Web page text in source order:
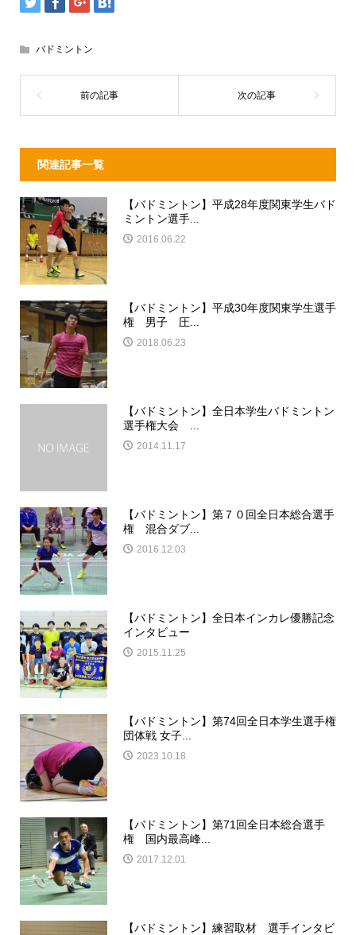
バドミントン
関連記事一覧
【バドミントン】平成28年度関東学生バド
ミントン選手...
2016.06.22
【バドミントン】平成30年度関東学生選手
権 男子 圧...
2018.06.23
【バドミントン】全日本学生バドミントン
選手権大会 ...
2014.11.17
【バドミントン】第７０回全日本総合選手
権 混合ダブ...
2016.12.03
【バドミントン】全日本インカレ優勝記念
インタビュー
2015.11.25
【バドミントン】第74回全日本学生選手権
団体戦 女子...
2023.10.18
【バドミントン】第71回全日本総合選手
権 国内最高峰...
2017.12.01
【バドミントン】練習取材 選手インタビ